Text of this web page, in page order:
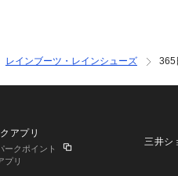
レインブーツ・レインシューズ 365
アプリ
ークポイント
プリ
三井シ